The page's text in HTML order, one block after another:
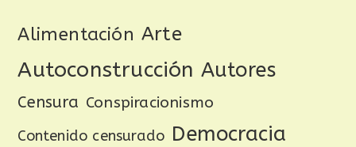
Alimentación Arte
Autoconstrucción Autores
Censura Conspiracionismo
Contenido censurado Democracia